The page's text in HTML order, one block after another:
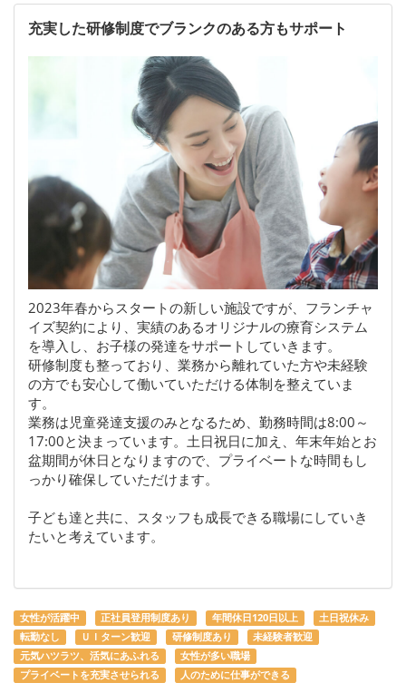
充実した研修制度でブランクのある方もサポート
2023年春からスタートの新しい施設ですが、フランチャ
イズ契約により、実績のあるオリジナルの療育システム
を導入し、お子様の発達をサポートしていきます。
研修制度も整っており、業務から離れていた方や未経験
の方でも安心して働いていただける体制を整えていま
す。
業務は児童発達支援のみとなるため、勤務時間は8:00～
17:00と決まっています。土日祝日に加え、年末年始とお
盆期間が休日となりますので、プライベートな時間もし
っかり確保していただけます。
子ども達と共に、スタッフも成長できる職場にしていき
たいと考えています。
女性が活躍中 正社員登用制度あり 年間休日120日以上
土日祝休み
転勤なし
ＵＩターン歓迎 研修制度あり
未経験者歓迎
元気ハツラツ、活気にあふれる
女性が多い職場
プライベートを充実させられる
人のために仕事ができる